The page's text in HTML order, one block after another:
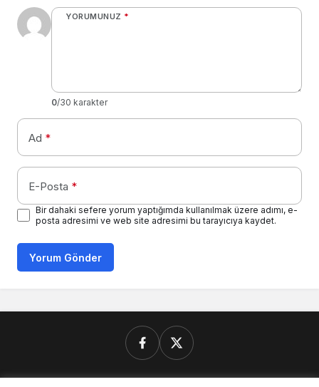
YORUMUNUZ *
0/30 karakter
Ad *
E-Posta *
Bir dahaki sefere yorum yaptığımda kullanılmak üzere adımı, e-
posta adresimi ve web site adresimi bu tarayıcıya kaydet.
Yorum Gönder